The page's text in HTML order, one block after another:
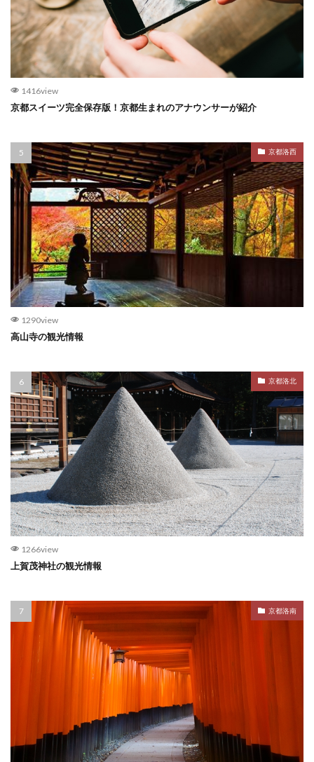
1416view
京都スイーツ完全保存版！京都生まれのアナウンサーが紹介
京都洛西
1290view
高山寺の観光情報
京都洛北
1266view
上賀茂神社の観光情報
京都洛南